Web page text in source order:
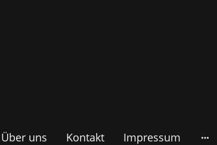
Über uns Kontakt Impressum